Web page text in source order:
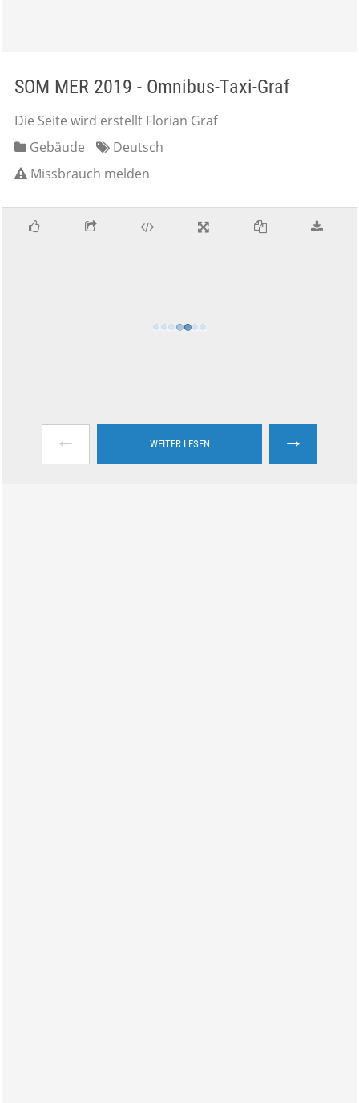
SOM MER 2019 - Omnibus-Taxi-Graf
Die Seite wird erstellt Florian Graf
Gebäude
Deutsch
Missbrauch melden
← WEITER LESEN →